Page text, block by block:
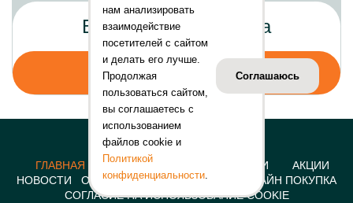
ГЛАВНАЯ КОНСТРУКЦИИ УСЛУГИ
АКЦИИ
НОВОСТИ
О КОМПАНИИ КОНТАКТЫ
ОНЛАЙН ПОКУПКА
СОГЛАСИЕ НА ИСПОЛЬЗОВАНИЕ COOKIE
нам анализировать
взаимодействие
посетителей с сайтом
и делать его лучше.
Продолжая
пользоваться сайтом,
вы соглашаетесь с
использованием
файлов cookie и
Политикой
конфиденциальности.
Соглашаюсь